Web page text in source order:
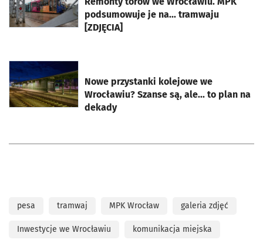
podsumowuje je na... tramwaju
[ZDJĘCIA]
Nowe przystanki kolejowe we
Wrocławiu? Szanse są, ale... to plan na
dekady
otworzy się w nowej karcie
pesa tramwaj MPK Wrocław galeria zdjęć
Inwestycje we Wrocławiu komunikacja miejska